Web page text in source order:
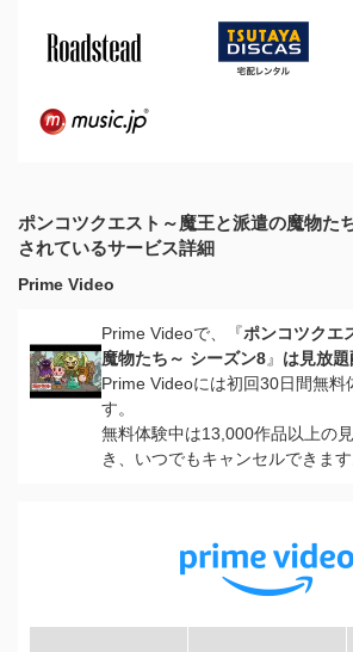
ポンコツクエスト～魔王と派遣の魔物た
されているサービス詳細
Prime Video
Prime Videoで、『ポンコツクエ
魔物たち～ シーズン8』 は見放
Prime Videoには初回30日間無料
す。
無料体験中は13,000作品以上の
き、いつでもキャンセルできます